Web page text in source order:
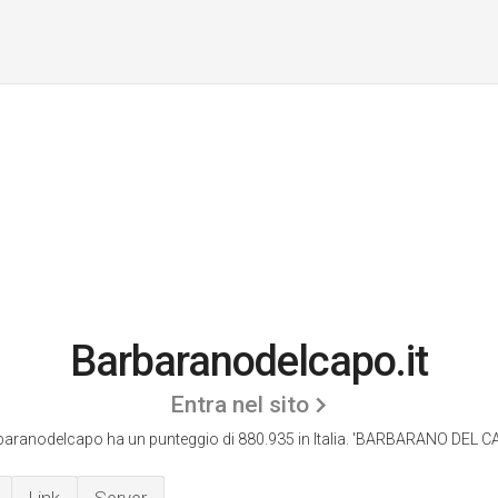
Barbaranodelcapo.it
Entra nel sito
ha un punteggio di 880.935 in Italia. 'BARBARANO DEL